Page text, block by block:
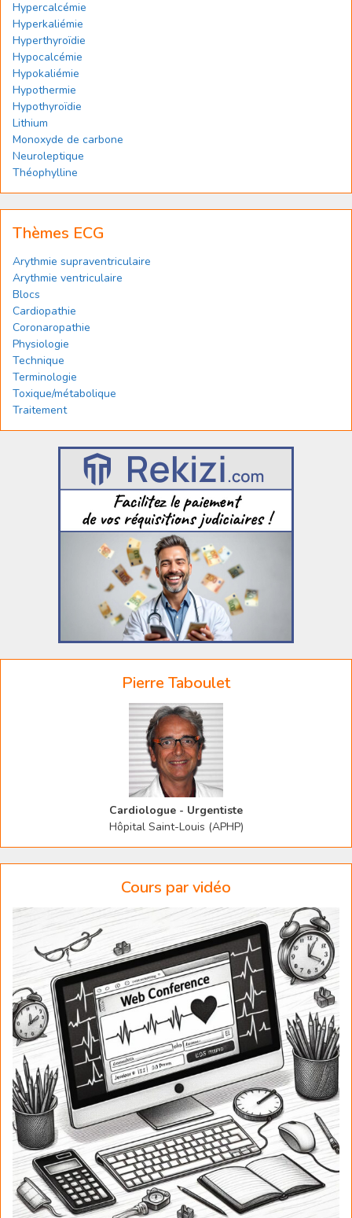
Hypercalcémie
Hyperkaliémie
Hyperthyroïdie
Hypocalcémie
Hypokaliémie
Hypothermie
Hypothyroïdie
Lithium
Monoxyde de carbone
Neuroleptique
Théophylline
Thèmes ECG
Arythmie supraventriculaire
Arythmie ventriculaire
Blocs
Cardiopathie
Coronaropathie
Physiologie
Technique
Terminologie
Toxique/métabolique
Traitement
Pierre Taboulet
Cardiologue - Urgentiste
Hôpital Saint-Louis (APHP)
Cours par vidéo